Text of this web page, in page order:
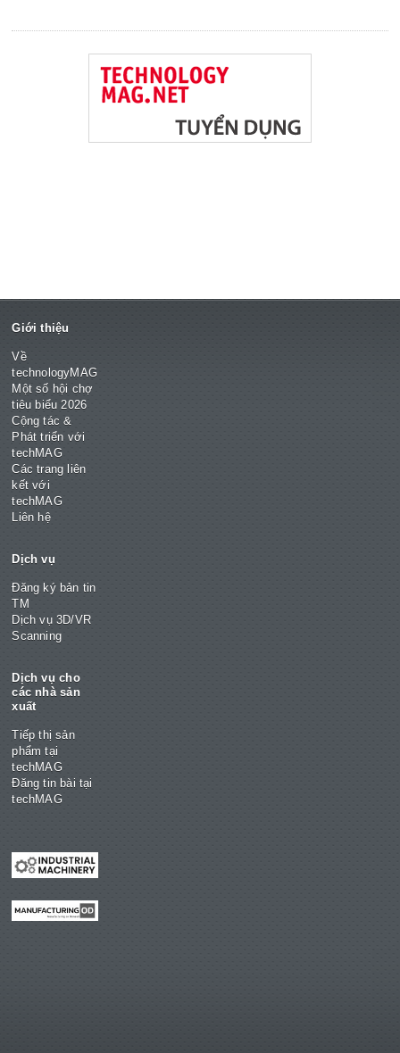
Giới thiệu
Về
technologyMAG
Một số hội chợ
tiêu biểu 2026
Cộng tác &
Phát triển với
techMAG
Các trang liên
kết với
techMAG
Liên hệ
Dịch vụ
Đăng ký bản tin
TM
Dịch vụ 3D/VR
Scanning
Dịch vụ cho
các nhà sản
xuất
Tiếp thị sản
phẩm tại
techMAG
Đăng tin bài tại
techMAG